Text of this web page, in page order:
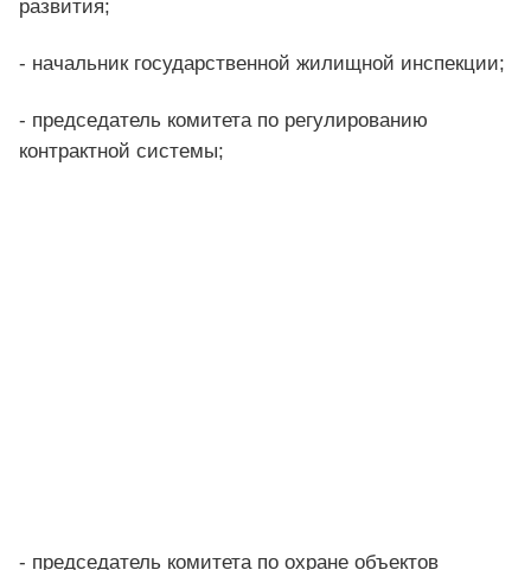
развития;
- начальник государственной жилищной инспекции;
- председатель комитета по регулированию
контрактной системы;
- председатель комитета по охране объектов